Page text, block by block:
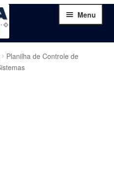
Menu
Planilha de Controle de